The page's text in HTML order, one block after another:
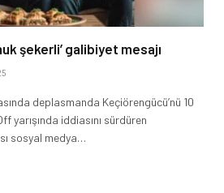
şekerli’ galibiyet mesajı
deplasmanda Keçiörengücü’nü 10
yarışında iddiasını sürdüren
sosyal medya…